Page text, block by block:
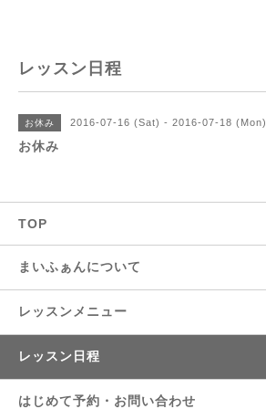
レッスン日程
お休み 2016-07-16 (Sat) - 2016-07-18 (Mon)
お休み
TOP
まいふぁんについて
レッスンメニュー
レッスン日程
はじめて予約・お問い合わせ